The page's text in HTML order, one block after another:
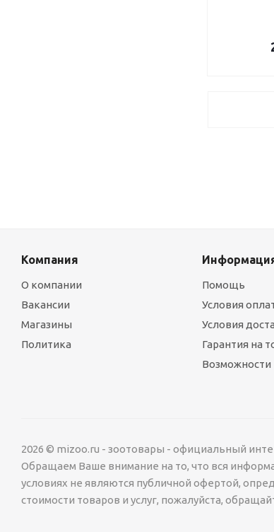
L-
Компания
О компании
Вакансии
Магазины
Политика
Помощь
Условия
Условия
Гарантия на
Возможности
2026 © mizoo.ru - зоотовары - официальный
Обращаем Ваше внимание на то, что вся
условиях не являются публичной офертой,
стоимости товаров и услуг, пожалуйста,